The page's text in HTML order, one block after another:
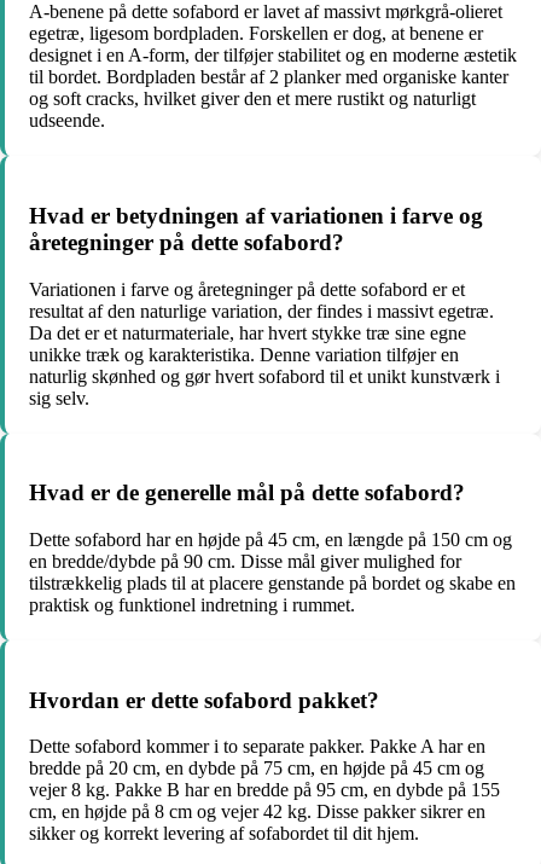
A-benene på dette sofabord er lavet af massivt mørkgrå-olieret
egetræ, ligesom bordpladen. Forskellen er dog, at benene er
designet i en A-form, der tilføjer stabilitet og en moderne æstetik
til bordet. Bordpladen består af 2 planker med organiske kanter
og soft cracks, hvilket giver den et mere rustikt og naturligt
udseende.
Hvad er betydningen af variationen i farve og
åretegninger på dette sofabord?
Variationen i farve og åretegninger på dette sofabord er et
resultat af den naturlige variation, der findes i massivt egetræ.
Da det er et naturmateriale, har hvert stykke træ sine egne
unikke træk og karakteristika. Denne variation tilføjer en
naturlig skønhed og gør hvert sofabord til et unikt kunstværk i
sig selv.
Hvad er de generelle mål på dette sofabord?
Dette sofabord har en højde på 45 cm, en længde på 150 cm og
en bredde/dybde på 90 cm. Disse mål giver mulighed for
tilstrækkelig plads til at placere genstande på bordet og skabe en
praktisk og funktionel indretning i rummet.
Hvordan er dette sofabord pakket?
Dette sofabord kommer i to separate pakker. Pakke A har en
bredde på 20 cm, en dybde på 75 cm, en højde på 45 cm og
vejer 8 kg. Pakke B har en bredde på 95 cm, en dybde på 155
cm, en højde på 8 cm og vejer 42 kg. Disse pakker sikrer en
sikker og korrekt levering af sofabordet til dit hjem.